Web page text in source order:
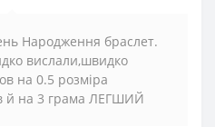
Народження браслет.
вислали,швидко
на 0.5 розміра
й на 3 грама ЛЕГШИЙ